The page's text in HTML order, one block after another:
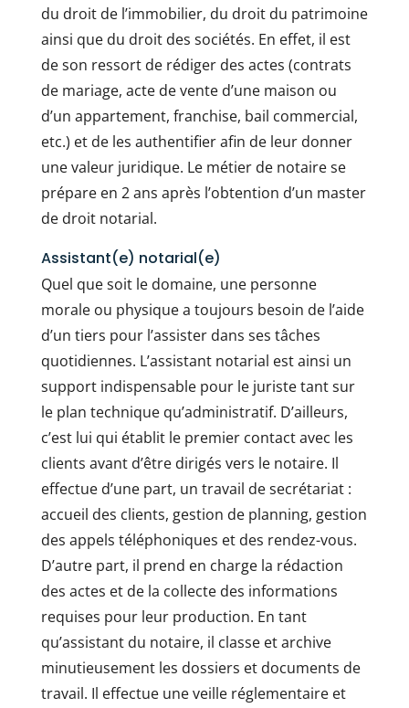
du droit de l’immobilier, du droit du patrimoine
ainsi que du droit des sociétés. En effet, il est
de son ressort de rédiger des actes (contrats
de mariage, acte de vente d’une maison ou
d’un appartement, franchise, bail commercial,
etc.) et de les authentifier afin de leur donner
une valeur juridique. Le métier de notaire se
prépare en 2 ans après l’obtention d’un master
de droit notarial.
Assistant(e) notarial(e)
Quel que soit le domaine, une personne
morale ou physique a toujours besoin de l’aide
d’un tiers pour l’assister dans ses tâches
quotidiennes. L’assistant notarial est ainsi un
support indispensable pour le juriste tant sur
le plan technique qu’administratif. D’ailleurs,
c’est lui qui établit le premier contact avec les
clients avant d’être dirigés vers le notaire. Il
effectue d’une part, un travail de secrétariat :
accueil des clients, gestion de planning, gestion
des appels téléphoniques et des rendez-vous.
D’autre part, il prend en charge la rédaction
des actes et de la collecte des informations
requises pour leur production. En tant
qu’assistant du notaire, il classe et archive
minutieusement les dossiers et documents de
travail. Il effectue une veille réglementaire et